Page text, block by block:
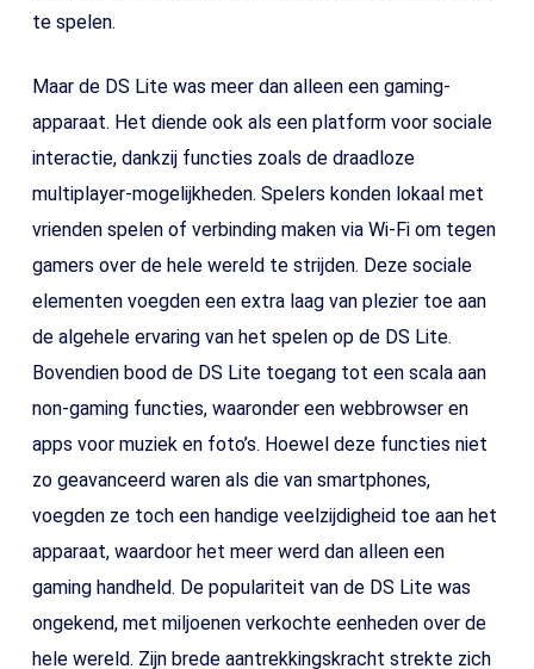
te spelen.
Maar de DS Lite was meer dan alleen een gaming-
apparaat. Het diende ook als een platform voor sociale
interactie, dankzij functies zoals de draadloze
multiplayer-mogelijkheden. Spelers konden lokaal met
vrienden spelen of verbinding maken via Wi-Fi om tegen
gamers over de hele wereld te strijden. Deze sociale
elementen voegden een extra laag van plezier toe aan
de algehele ervaring van het spelen op de DS Lite.
Bovendien bood de DS Lite toegang tot een scala aan
non-gaming functies, waaronder een webbrowser en
apps voor muziek en foto’s. Hoewel deze functies niet
zo geavanceerd waren als die van smartphones,
voegden ze toch een handige veelzijdigheid toe aan het
apparaat, waardoor het meer werd dan alleen een
gaming handheld. De populariteit van de DS Lite was
ongekend, met miljoenen verkochte eenheden over de
hele wereld. Zijn brede aantrekkingskracht strekte zich